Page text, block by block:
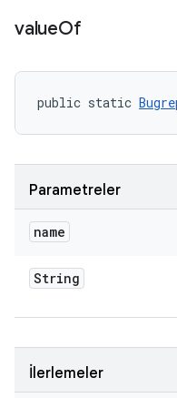
valueOf
public static
Parametreler
name
String
İlerlemeler